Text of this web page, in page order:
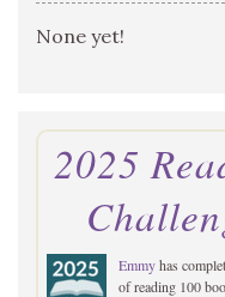
None yet!
2025
Emmyhas
of reading 100